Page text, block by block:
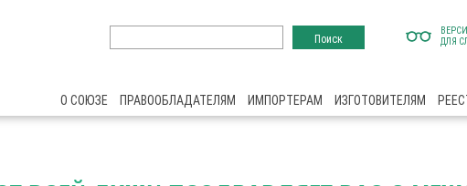
ДЛЯ
О СОЮЗЕ ПРАВООБЛАДАТЕЛЯМ ИМПОРТЕРАМ ИЗГОТОВИТЕЛЯМ